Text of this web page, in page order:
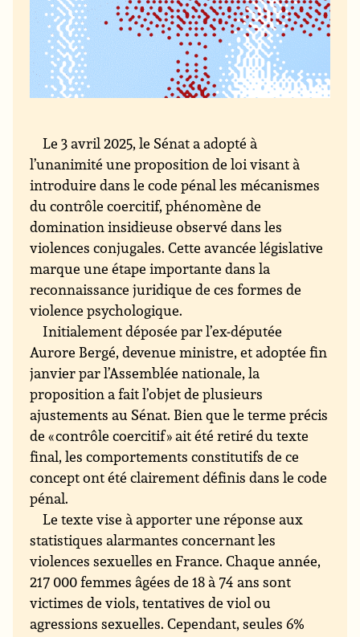
Le 3 avril 2025, le Sénat a adopté à
l’unanimité une proposition de loi visant à
introduire dans le code pénal les mécanismes
du contrôle coercitif, phénomène de
domination insidieuse observé dans les
violences conjugales. Cette avancée législative
marque une étape importante dans la
reconnaissance juridique de ces formes de
violence psychologique.
Initialement déposée par l’ex-députée
Aurore Bergé, devenue ministre, et adoptée fin
janvier par l’Assemblée nationale, la
proposition a fait l’objet de plusieurs
ajustements au Sénat. Bien que le terme précis
de « contrôle coercitif » ait été retiré du texte
final, les comportements constitutifs de ce
concept ont été clairement définis dans le code
pénal.
Le texte vise à apporter une réponse aux
statistiques alarmantes concernant les
violences sexuelles en France. Chaque année,
217 000 femmes âgées de 18 à 74 ans sont
victimes de viols, tentatives de viol ou
agressions sexuelles. Cependant, seules 6%